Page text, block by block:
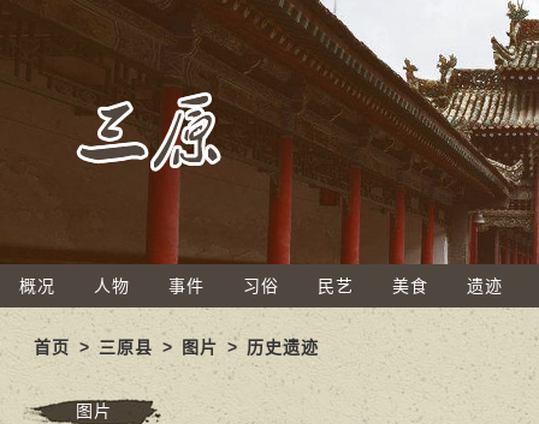
概况 人物 事件 习俗 民艺 美食 遗迹
首页 >三原县 > 图片 > 历史遗迹
图片